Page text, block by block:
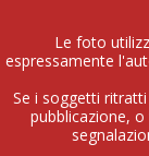
Le foto
espressamente
Se i soggetti
pubblicazione,